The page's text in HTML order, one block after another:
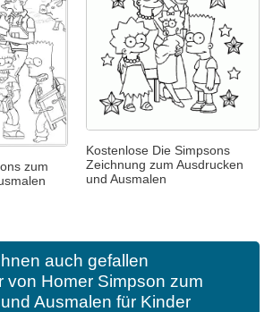
zum
Kostenlose Die Simpsons
Zeichnung zum Ausdrucken
und Ausmalen
auch gefallen
von Homer Simpson zum
Ausmalen für Kinder